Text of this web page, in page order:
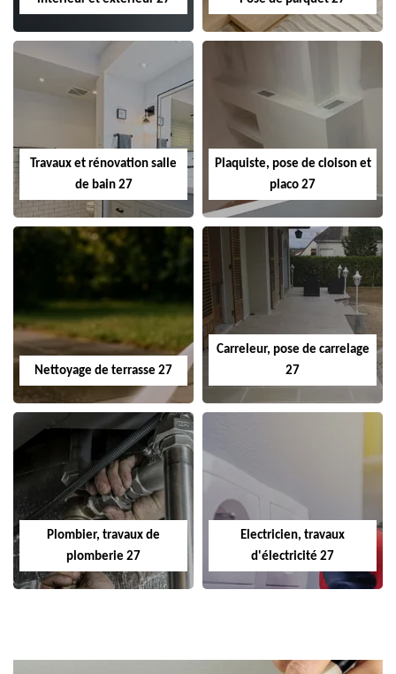
Travaux et rénovation salle
de bain 27
Plaquiste, pose de cloison et
placo 27
Nettoyage de terrasse 27
Carreleur, pose de carrelage
27
Plombier, travaux de
plomberie 27
Electricien, travaux
d'électricité 27